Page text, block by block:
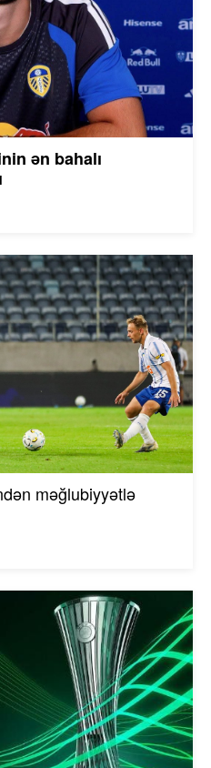
ən bahalı
məğlubiyyətlə